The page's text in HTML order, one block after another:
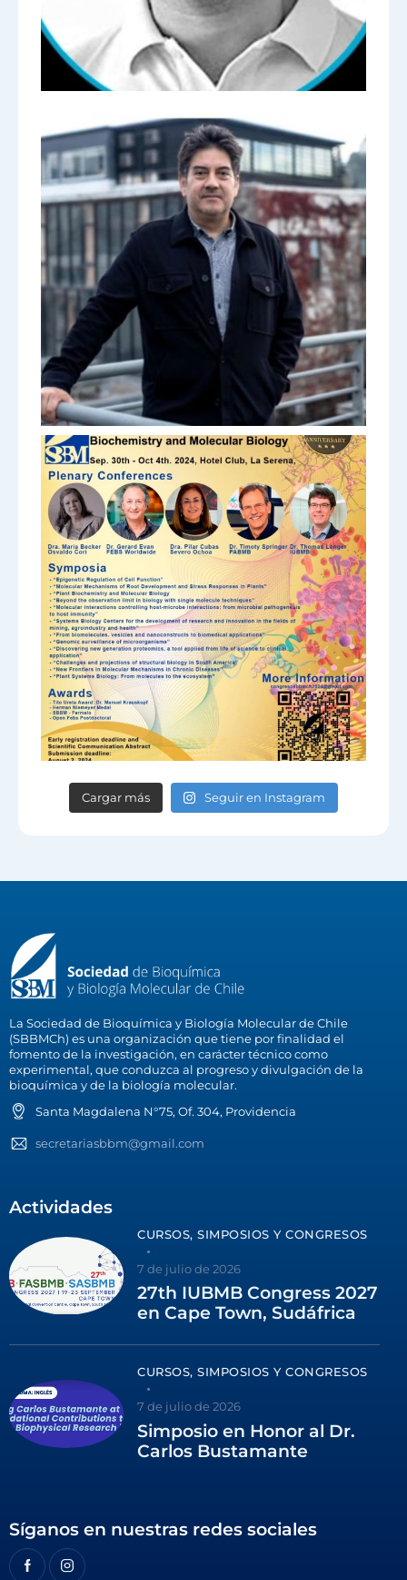
Cargar más Seguir en Instagram
La Sociedad de Bioquímica y Biología Molecular de Chile
(SBBMCh) es una organización que tiene por finalidad el
fomento de la investigación, en carácter técnico como
experimental, que conduzca al progreso y divulgación de la
bioquímica y de la biología molecular.
Santa Magdalena N°75, Of. 304, Providencia
secretariasbbm@gmail.com
Actividades
CURSOS, SIMPOSIOS Y CONGRESOS
7 de julio de 2026
27th IUBMB Congress 2027
en Cape Town, Sudáfrica
CURSOS, SIMPOSIOS Y CONGRESOS
7 de julio de 2026
Simposio en Honor al Dr.
Carlos Bustamante
Síganos en nuestras redes sociales